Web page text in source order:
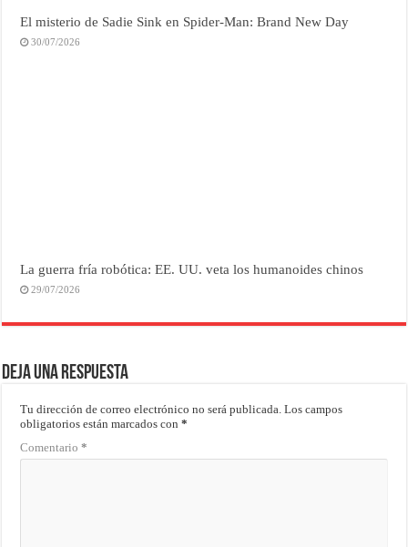
El misterio de Sadie Sink en Spider-Man: Brand New Day
30/07/2026
La guerra fría robótica: EE. UU. veta los humanoides chinos
29/07/2026
Deja una respuesta
Tu dirección de correo electrónico no será publicada. Los campos
obligatorios están marcados con*
Comentario*